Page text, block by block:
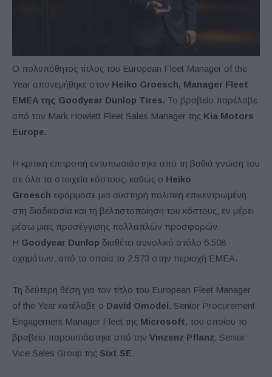
Ο πολυπόθητος τίτλος του European Fleet Manager of the
Year απονεμήθηκε στον Heiko Groesch, Manager Fleet
EMEA της Goodyear Dunlop Tires. Το βραβείο παρέλαβε
από τον Mark Howlett Fleet Sales Manager της Kia Motors
Europe.
Η κριτική επιτροπή εντυπωσιάστηκε από τη βαθιά γνώση του
σε όλα τα στοιχεία κόστους, καθώς ο Heiko
Groesch εφάρμοσε μια αυστηρή πολιτική επικεντρωμένη
στη διαδικασία και τη βελτιστοποίηση του κόστους, εν μέρει
μέσω μιας προσέγγισης πολλαπλών προσφορών.
Η Goodyear Dunlop διαθέτει συνολικό στόλο 6.508
οχημάτων, από τα οποία τα 2.573 στην περιοχή ΕΜΕΑ.
Τη δεύτερη θέση για τον τίτλο του European Fleet Manager
of the Year κατέλαβε ο David Omodei, Senior Procurement
Engagement Manager Fleet της Microsoft, του οποίου το
βραβείο παρουσιάστηκε από την Vinzenz Pflanz, Senior
Vice Sales Group της Sixt SE.